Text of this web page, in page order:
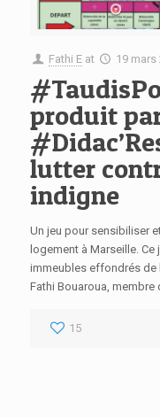
Fathi E at 19 mars
produit
lutter
indigne
Un jeu pour sensibiliser
logement à Marseille.
immeubles effondrés de
Fathi Bouaroua,
15